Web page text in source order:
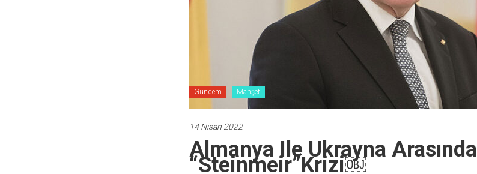
Gündem Manşet
14 Nisan 2022
Almanya Ile Ukrayna Arasında
“Steinmeir”krizi￼